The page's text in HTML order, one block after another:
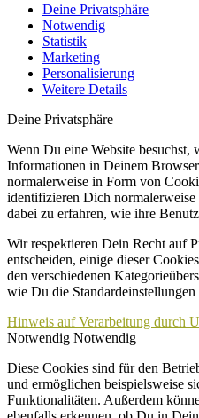
Deine Privatsphäre
Notwendig
Statistik
Marketing
Personalisierung
Weitere Details
Deine Privatsphäre
Wenn Du eine Website besuchst,
Informationen in Deinem
normalerweise in Form von
identifizieren Dich
dabei zu erfahren, wie ihre
Wir respektieren Dein Recht auf
entscheiden, einige dieser
den verschiedenen
wie Du die Standardeinstellungen
Hinweis auf Verarbeitung durch
Notwendig Notwendig
Diese Cookies sind für den
und ermöglichen beispielsweise
Funktionalitäten. Außerdem